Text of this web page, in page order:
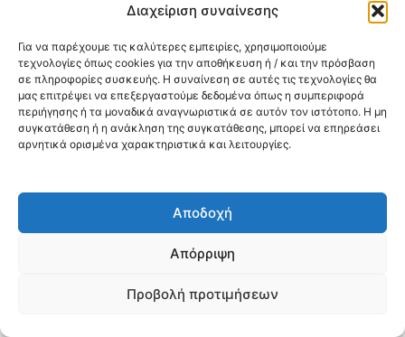
Διαχείριση συναίνεσης
Για να παρέχουμε τις καλύτερες εμπειρίες, χρησιμοποιούμε
τεχνολογίες όπως cookies για την αποθήκευση ή / και την πρόσβαση
σε πληροφορίες συσκευής. Η συναίνεση σε αυτές τις τεχνολογίες θα
μας επιτρέψει να επεξεργαστούμε δεδομένα όπως η συμπεριφορά
περιήγησης ή τα μοναδικά αναγνωριστικά σε αυτόν τον ιστότοπο. Η μη
συγκατάθεση ή η ανάκληση της συγκατάθεσης, μπορεί να επηρεάσει
αρνητικά ορισμένα χαρακτηριστικά και λειτουργίες.
Αποδοχή
Απόρριψη
Προβολή προτιμήσεων